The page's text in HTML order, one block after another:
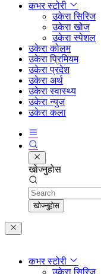
कभर स्टोरी
उकेरा सिरिज
उकेरा खोज
उकेरा स्पेशल
उकेरा कोलम
उकेरा प्रिमियम
उकेरा प्रदेश
उकेरा अर्थ
उकेरा स्वास्थ्य
उकेरा न्युज
उकेरा कला
खोज्नुहोस
Search
खोज्नुहोस
कभर स्टोरी
उकेरा सिरिज